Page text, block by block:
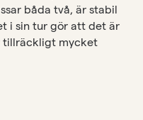
båda två, är stabil
i sin tur gör att det är
tillräckligt mycket